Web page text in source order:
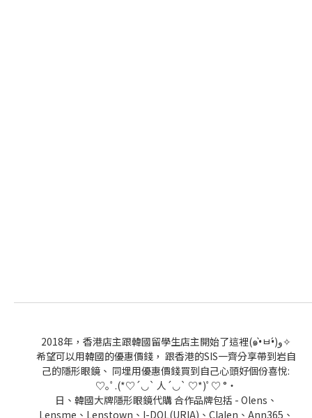
2018年，香港店主跟韓國留學生店主開始了這裡(๑•̀ㅂ•́)و✧
希望可以用韓國的優惠價錢， 跟香港的SIS一齊分享帶到岩自
己的隱形眼鏡、 同埋用優惠價錢買到自己心頭好個份喜悅:
♡｡ﾟ.(*♡´◡` 人´◡` ♡*)ﾟ♡ °・
日、韓國大牌隱形眼鏡代購 合作品牌包括 - Olens、
Lensme、Lenstown、I-DOL(URIA)、Clalen、Ann365、